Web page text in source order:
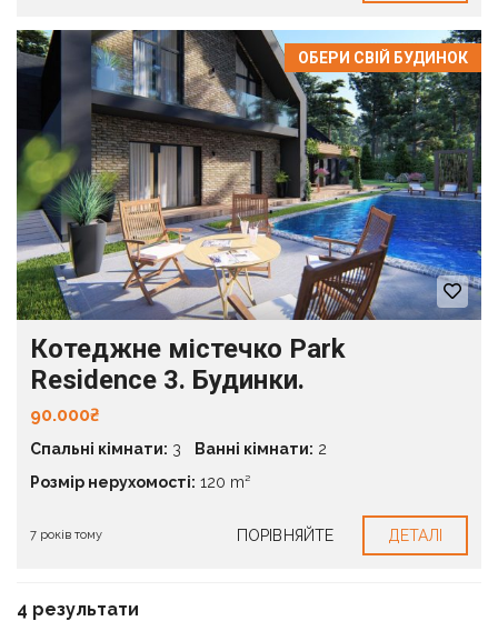
ОБЕРИ СВІЙ БУДИНОК
Котеджне містечко Park
Residence 3. Будинки.
90.000₴
Спальні кімнати: 3 Ванні кімнати: 2
Розмір нерухомості: 120 m²
7 років тому ПОРІВНЯЙТЕ ДЕТАЛІ
4 результати